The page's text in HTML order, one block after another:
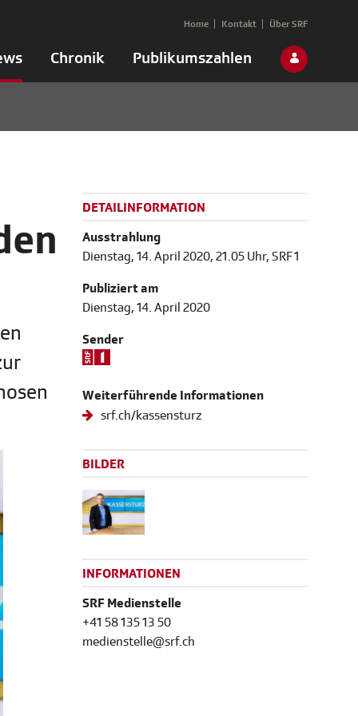
Chronik Publikumszahlen
Home Kontakt Über SRF
DETAILINFORMATION
Ausstrahlung
Dienstag, 14. April 2020, 21.05 Uhr, SRF 1
Publiziert am
Dienstag, 14. April 2020
Sender
Weiterführende Informationen
srf.ch/kassensturz
BILDER
INFORMATIONEN
SRF Medienstelle
+41 58 135 13 50
medienstelle@srf.ch